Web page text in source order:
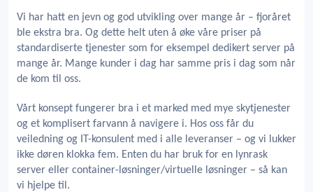
Vi har hatt en jevn og god utvikling over mange år – fjoråret
ble ekstra bra. Og dette helt uten å øke våre priser på
standardiserte tjenester som for eksempel dedikert server på
mange år. Mange kunder i dag har samme pris i dag som når
de kom til oss.
Vårt konsept fungerer bra i et marked med mye skytjenester
og et komplisert farvann å navigere i. Hos oss får du
veiledning og IT-konsulent med i alle leveranser – og vi lukker
ikke døren klokka fem. Enten du har bruk for en lynrask
server eller container-løsninger/virtuelle løsninger – så kan
vi hjelpe til.